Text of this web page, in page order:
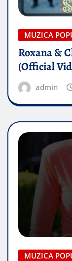
MUZICA
Roxana &
(Official
admin
MUZICA